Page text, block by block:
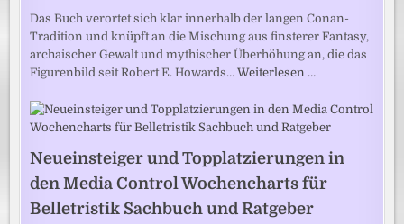
Das Buch verortet sich klar innerhalb der langen Conan-
Tradition und knüpft an die Mischung aus finsterer Fantasy,
archaischer Gewalt und mythischer Überhöhung an, die das
Figurenbild seit Robert E. Howards…Weiterlesen …
Neueinsteiger und Topplatzierungen in
den Media Control Wochencharts für
Belletristik Sachbuch und Ratgeber